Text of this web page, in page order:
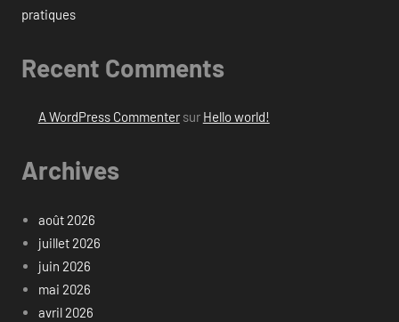
pratiques
Recent Comments
A WordPress Commentersur Hello world!
Archives
août 2026
juillet 2026
juin 2026
mai 2026
avril 2026